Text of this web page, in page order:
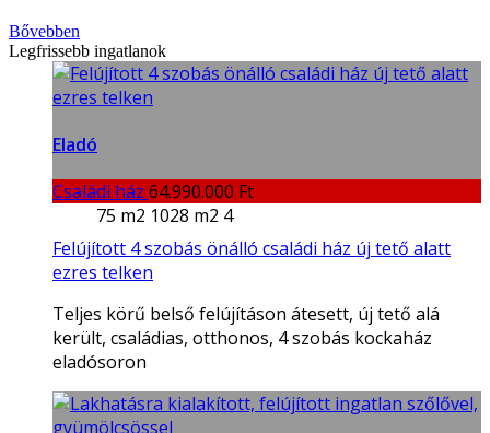
Bővebben
Legfrissebb ingatlanok
Eladó
Családi ház 64.990.000 Ft
75 m2 1028 m2 4
Felújított 4 szobás önálló családi ház új tető alatt
ezres telken
Teljes körű belső felújításon átesett, új tető alá
került, családias, otthonos, 4 szobás kockaház
eladósoron